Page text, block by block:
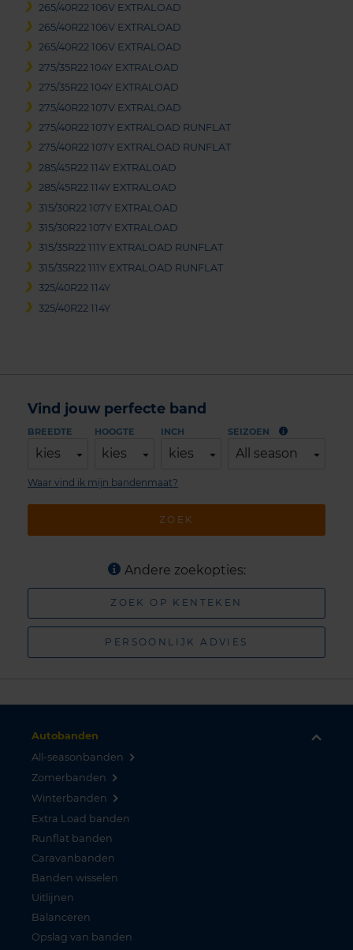
265/40R22 106V EXTRALOAD
265/40R22 106V EXTRALOAD
265/40R22 106V EXTRALOAD
275/35R22 104Y EXTRALOAD
275/35R22 104Y EXTRALOAD
275/40R22 107V EXTRALOAD
275/40R22 107Y EXTRALOAD RUNFLAT
275/40R22 107Y EXTRALOAD RUNFLAT
285/45R22 114Y EXTRALOAD
285/45R22 114Y EXTRALOAD
315/30R22 107Y EXTRALOAD
315/30R22 107Y EXTRALOAD
315/35R22 111Y EXTRALOAD RUNFLAT
315/35R22 111Y EXTRALOAD RUNFLAT
325/40R22 114Y
325/40R22 114Y
Vind jouw perfecte band
BREEDTE
kies
HOOGTE
kies
INCH
kies
SEIZOEN
All season
ZOEK
Waar vind ik mijn bandenmaat?
Andere zoekopties:
ZOEK OP KENTEKEN
PERSOONLIJK ADVIES
Autobanden
All-seasonbanden
Zomerbanden
Winterbanden
Extra Load banden
Runflat banden
Caravanbanden
Banden wisselen
Uitlijnen
Balanceren
Opslag van banden